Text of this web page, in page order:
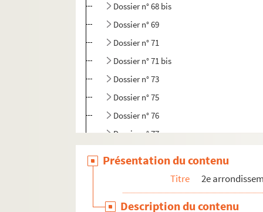
Dossier n° 68 bis
Dossier n° 69
Dossier n° 71
Dossier n° 71 bis
Dossier n° 73
Dossier n° 75
Dossier n° 76
Dossier n° 77
Dossier n° 81
Présentation du contenu
Titre 2e
Description du contenu